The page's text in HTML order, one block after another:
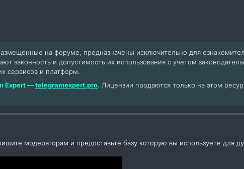
на форуме, предназначены исключительно для
законность и допустимость их использования с учетом
сервисов и платформ.
Expert —telegramexpert.pro. Лицензии продаются только на этом
модераторам и предоставьте базу которую вы используете для